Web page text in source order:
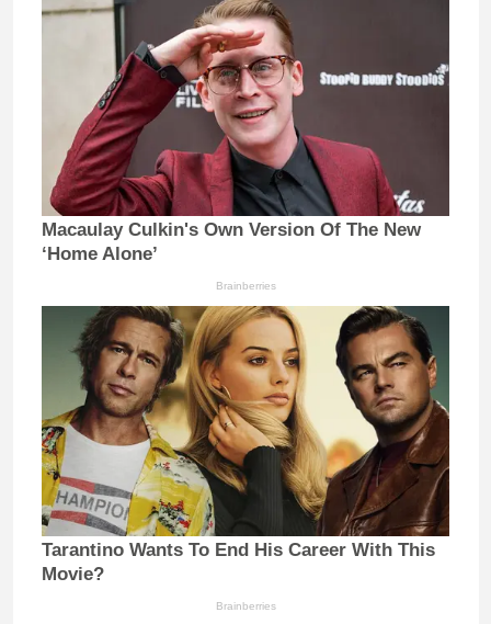
Macaulay Culkin's Own Version Of The New
‘Home Alone’
Brainberries
Tarantino Wants To End His Career With This
Movie?
Brainberries